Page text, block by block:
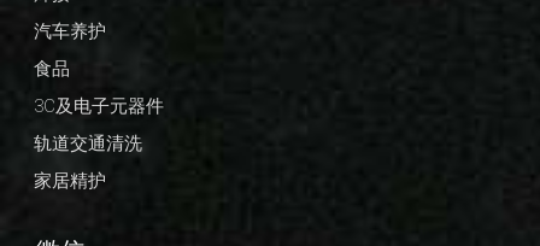
汽车养护
食品
3C及电子元器件
轨道交通清洗
家居精护